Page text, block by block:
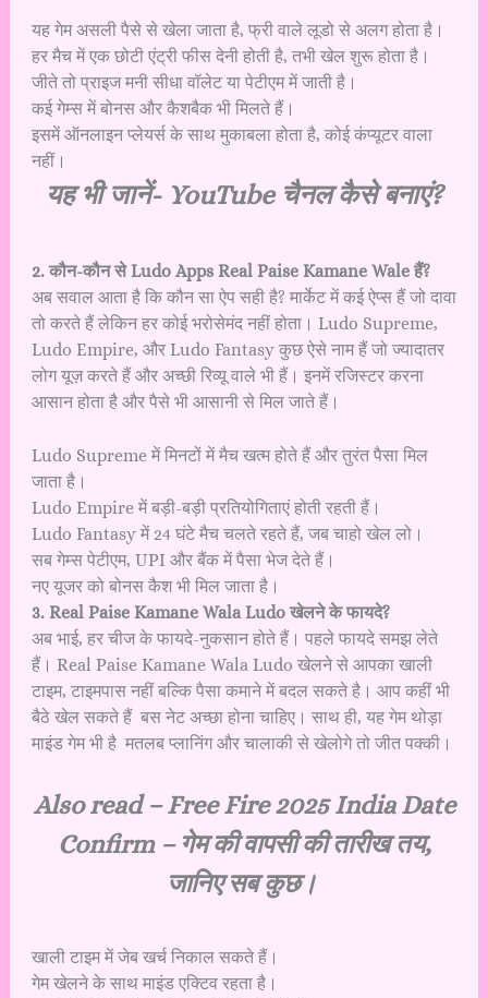
यह गेम असली पैसे से खेला जाता है, फ्री वाले लूडो से अलग होता है।
हर मैच में एक छोटी एंट्री फीस देनी होती है, तभी खेल शुरू होता है।
जीते तो प्राइज मनी सीधा वॉलेट या पेटीएम में जाती है।
कई गेम्स में बोनस और कैशबैक भी मिलते हैं।
इसमें ऑनलाइन प्लेयर्स के साथ मुकाबला होता है, कोई कंप्यूटर वाला
नहीं।
यह भी जानें- YouTube चैनल कैसे बनाएं?
2. कौन-कौन से Ludo Apps Real Paise Kamane Wale हैं?
अब सवाल आता है कि कौन सा ऐप सही है? मार्केट में कई ऐप्स हैं जो दावा
तो करते हैं लेकिन हर कोई भरोसेमंद नहीं होता। Ludo Supreme,
Ludo Empire, और Ludo Fantasy कुछ ऐसे नाम हैं जो ज्यादातर
लोग यूज़ करते हैं और अच्छी रिव्यू वाले भी हैं। इनमें रजिस्टर करना
आसान होता है और पैसे भी आसानी से मिल जाते हैं।
Ludo Supreme में मिनटों में मैच खत्म होते हैं और तुरंत पैसा मिल
जाता है।
Ludo Empire में बड़ी-बड़ी प्रतियोगिताएं होती रहती हैं।
Ludo Fantasy में 24 घंटे मैच चलते रहते हैं, जब चाहो खेल लो।
सब गेम्स पेटीएम, UPI और बैंक में पैसा भेज देते हैं।
नए यूजर को बोनस कैश भी मिल जाता है।
3. Real Paise Kamane Wala Ludo खेलने के फायदे?
अब भाई, हर चीज के फायदे-नुकसान होते हैं। पहले फायदे समझ लेते
हैं। Real Paise Kamane Wala Ludo खेलने से आपका खाली
टाइम, टाइमपास नहीं बल्कि पैसा कमाने में बदल सकते है। आप कहीं भी
बैठे खेल सकते हैं बस नेट अच्छा होना चाहिए। साथ ही, यह गेम थोड़ा
माइंड गेम भी है मतलब प्लानिंग और चालाकी से खेलोगे तो जीत पक्की।
Also read – Free Fire 2025 India Date
Confirm – गेम की वापसी की तारीख तय,
जानिए सब कुछ।
खाली टाइम में जेब खर्च निकाल सकते हैं।
गेम खेलने के साथ माइंड एक्टिव रहता है।